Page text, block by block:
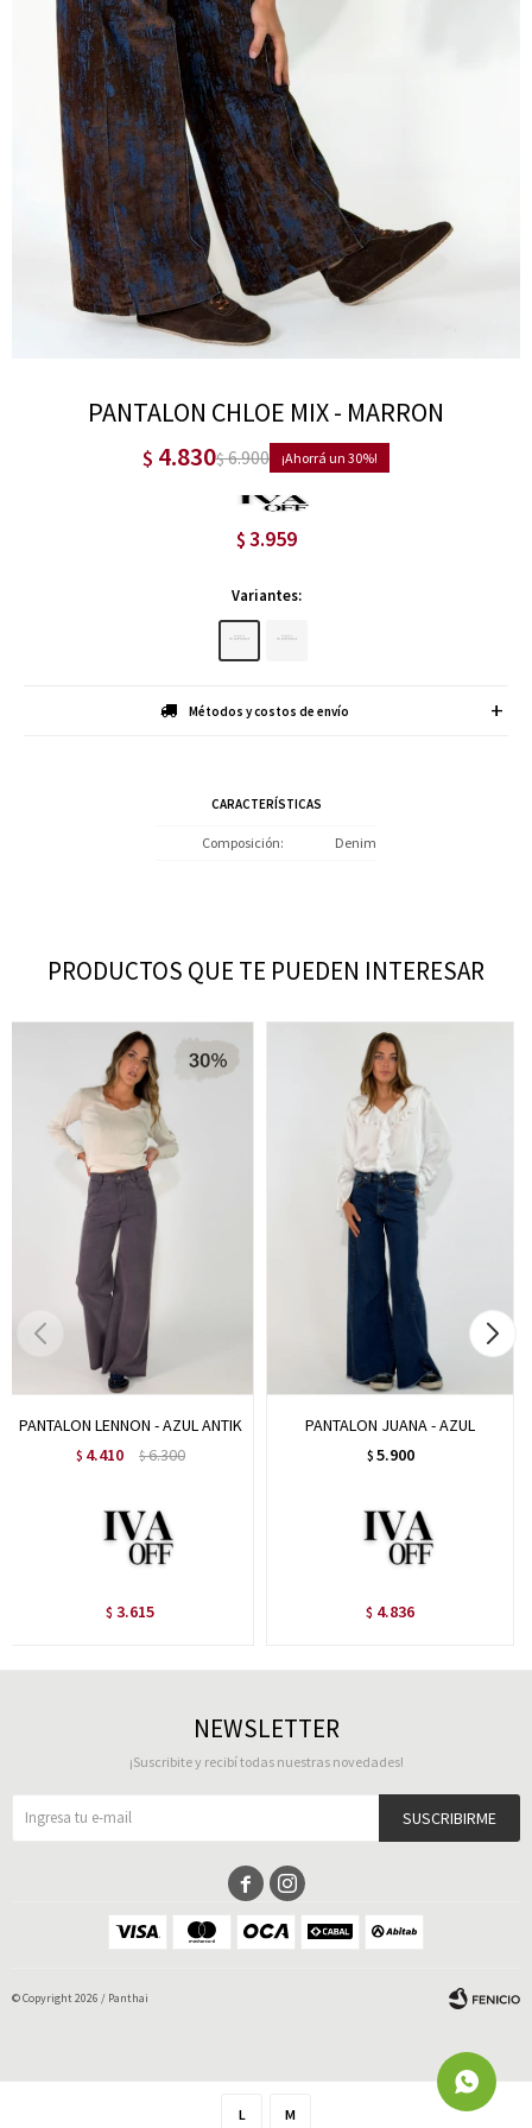
PANTALON CHLOE MIX - MARRON
$ 4.830$6.900 30
$ 3.959
Variantes:
L M
Métodos y costos de envío
CARACTERÍSTICAS
Composición Denim
PRODUCTOS QUE TE PUEDEN INTERESAR
PANTALON LENNON - AZUL ANTIK
$ 4.410 $6.300
$ 3.615
PANTALON JUANA - AZUL
$ 5.900
$ 4.836
NEWSLETTER
¡Suscribite y recibí todas nuestras novedades!
SUSCRIBIRME
 
© Copyright 2026 / Panthai